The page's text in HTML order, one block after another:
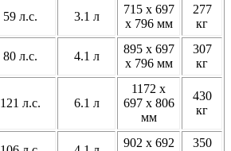
59 л.с. 3.1 л
715 x 697
x 796 мм
277
кг
80 л.с. 4.1 л
895 x 697
x 796 мм
307
кг
121 л.с. 6.1 л
1172 x
697 x 806
мм
430
кг
902 x 692
350